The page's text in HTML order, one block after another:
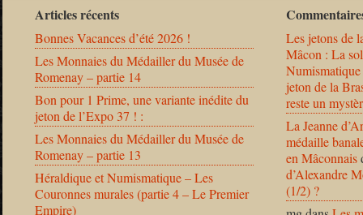
Articles récents
Bonnes Vacances d’été 2026 !
Les Monnaies du Médailler du Musée de
Romenay – partie 14
Bon pour 1 Prime, une variante inédite du
jeton de l’Expo 37 ! :
Les Monnaies du Médailler du Musée de
Romenay – partie 13
Héraldique et Numismatique – Les
Couronnes murales (partie 4 – Le Premier
Empire)
Les jetons de
Mâcon : La
jeton de la
reste un
La Jeanne
médaille
en Mâconnais
d’Alexandre
(1/2) ?